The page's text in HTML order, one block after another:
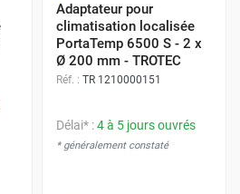
Adaptateur pour
climatisation localisée
PortaTemp 6500 S - 2 x
Ø 200 mm - TROTEC
Réf. : TR 1210000151
Délai* :4 à 5 jours ouvrés
* généralement constaté